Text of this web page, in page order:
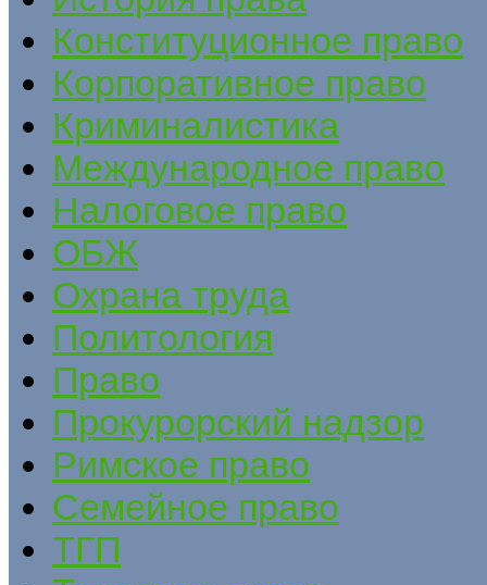
Конституционное право
Корпоративное право
Криминалистика
Международное право
Налоговое право
ОБЖ
Охрана труда
Политология
Право
Прокурорский надзор
Римское право
Семейное право
ТГП